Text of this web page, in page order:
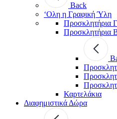
Back
‘Ολη η Γραφική Ύλη
Προσκλητήρια
Προσκλητήρια
Καρτελάκια
Διαφημιστικά Δώρα